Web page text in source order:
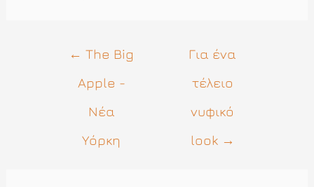
Πλοήγηση
← The Big
Apple -
Νέα
Υόρκη
Για ένα
τέλειο
νυφικό
look →